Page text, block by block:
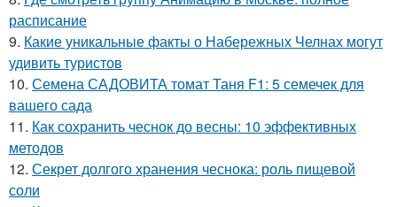
расписание
9. Какие уникальные факты о Набережных Челнах могут
удивить туристов
10. Семена САДОВИТА томат Таня F1: 5 семечек для
вашего сада
11. Как сохранить чеснок до весны: 10 эффективных
методов
12. Секрет долгого хранения чеснока: роль пищевой
соли